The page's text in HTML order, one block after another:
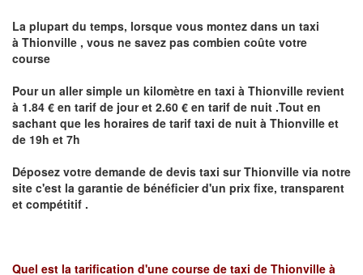
La plupart du temps, lorsque vous montez dans un taxi
à Thionville , vous ne savez pas combien coûte votre
course
Pour un aller simple un kilomètre en taxi à Thionville revient
à 1.84 € en tarif de jour et 2.60 € en tarif de nuit .Tout en
sachant que les horaires de tarif taxi de nuit à Thionville et
de 19h et 7h
Déposez votre demande de devis taxi surThionville via notre
site c'est la garantie de bénéficier d'un prix fixe, transparent
et compétitif .
Quel est la tarification d'une course de taxi de Thionville à